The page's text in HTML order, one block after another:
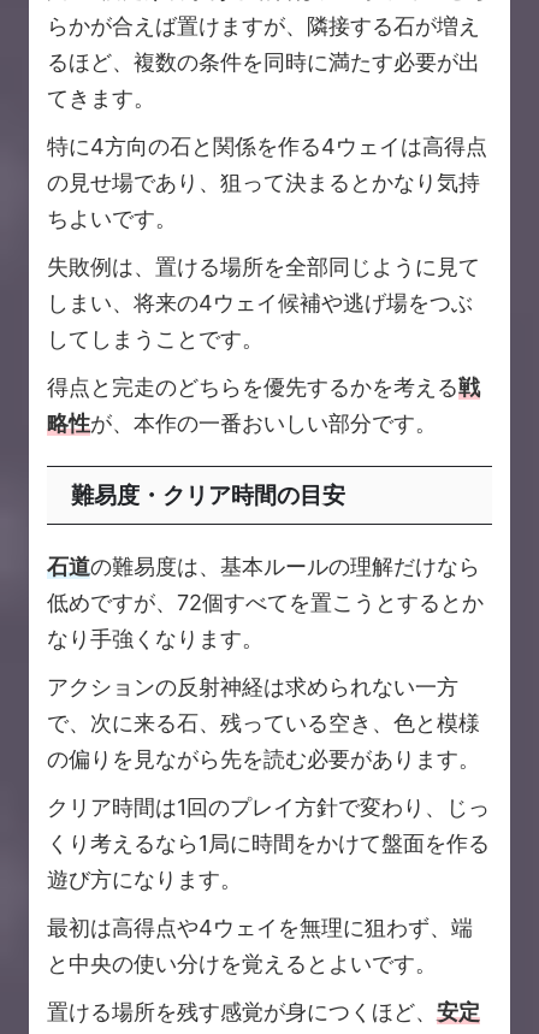
らかが合えば置けますが、隣接する石が増え
るほど、複数の条件を同時に満たす必要が出
てきます。
特に4方向の石と関係を作る4ウェイは高得点
の見せ場であり、狙って決まるとかなり気持
ちよいです。
失敗例は、置ける場所を全部同じように見て
しまい、将来の4ウェイ候補や逃げ場をつぶ
してしまうことです。
得点と完走のどちらを優先するかを考える戦
略性が、本作の一番おいしい部分です。
難易度・クリア時間の目安
石道の難易度は、基本ルールの理解だけなら
低めですが、72個すべてを置こうとするとか
なり手強くなります。
アクションの反射神経は求められない一方
で、次に来る石、残っている空き、色と模様
の偏りを見ながら先を読む必要があります。
クリア時間は1回のプレイ方針で変わり、じっ
くり考えるなら1局に時間をかけて盤面を作る
遊び方になります。
最初は高得点や4ウェイを無理に狙わず、端
と中央の使い分けを覚えるとよいです。
置ける場所を残す感覚が身につくほど、 安定